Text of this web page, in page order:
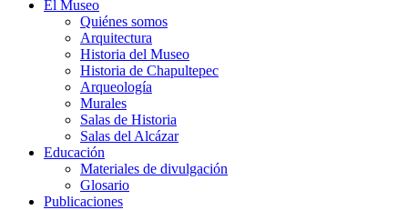
El Museo
Quiénes somos
Arquitectura
Historia del Museo
Historia de Chapultepec
Arqueología
Murales
Salas de Historia
Salas del Alcázar
Educación
Materiales de divulgación
Glosario
Publicaciones